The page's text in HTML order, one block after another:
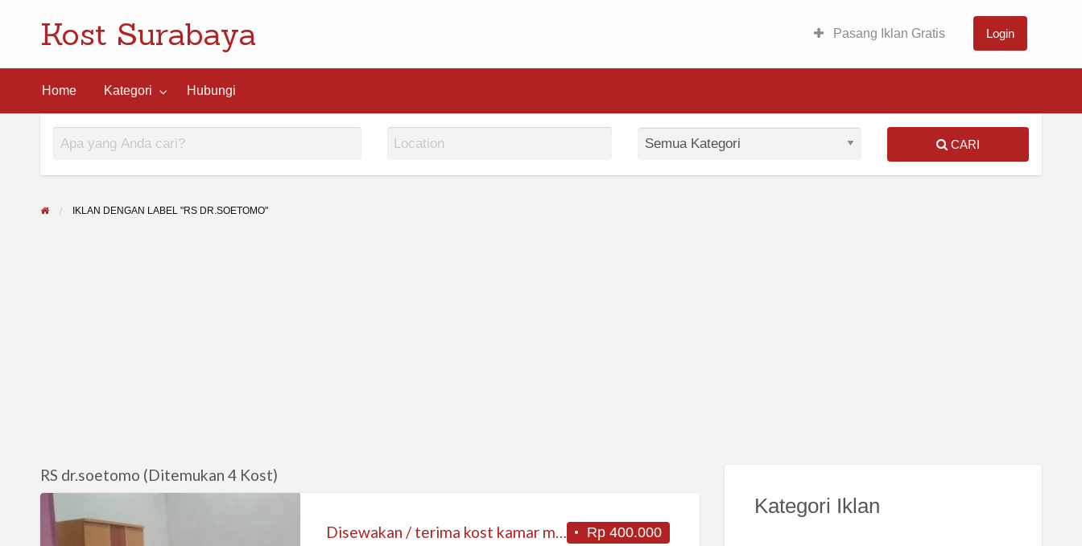
Kost Surabaya Pasang Iklan Gratis Login
Home Kategori Hubungi
CARI
IKLAN DENGAN LABEL "RS DR.SOETOMO"
RS dr.soetomo (Ditemukan 4 Kost)
Disewakan
Rp 400.000
Disewakan / terima kost kamar murah untuk wanita di Surabaya
Kategori Iklan